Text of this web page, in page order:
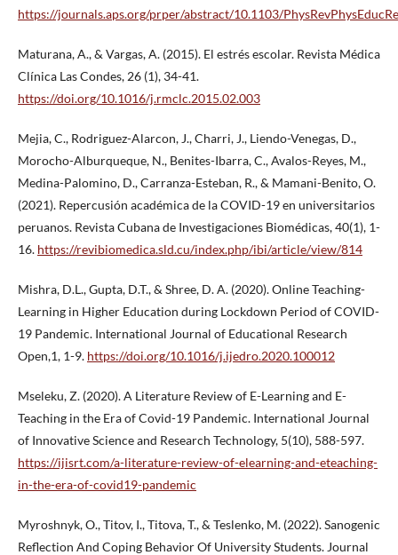
https://journals.aps.org/prper/abstract/10.1103/
Maturana, A., & Vargas, A. (2015). El estrés escolar. Revista Médica
Clínica Las Condes, 26 (1), 34-41.
https://doi.org/10.1016/j.rmclc.2015.02.003
Mejia, C., Rodriguez-Alarcon, J., Charri, J., Liendo-Venegas, D.,
Morocho-Alburqueque, N., Benites-Ibarra, C., Avalos-Reyes, M.,
Medina-Palomino, D., Carranza-Esteban, R., & Mamani-Benito, O.
(2021). Repercusión académica de la COVID-19 en universitarios
peruanos. Revista Cubana de Investigaciones Biomédicas, 40(1), 1-
16. https://revibiomedica.sld.cu/index.php/ibi/article/view/814
Mishra, D.L., Gupta, D.T., & Shree, D. A. (2020). Online Teaching-
Learning in Higher Education during Lockdown Period of COVID-
19 Pandemic. International Journal of Educational Research
Open,1, 1-9. https://doi.org/10.1016/j.ijedro.2020.100012
Mseleku, Z. (2020). A Literature Review of E-Learning and E-
Teaching in the Era of Covid-19 Pandemic. International Journal
of Innovative Science and Research Technology, 5(10), 588-597.
https://ijisrt.com/a-literature-review-of-elearning-and-eteaching-
in-the-era-of-covid19-pandemic
Myroshnyk, O., Titov, I., Titova, T., & Teslenko, M. (2022). Sanogenic
Reflection And Coping Behavior Of University Students. Journal